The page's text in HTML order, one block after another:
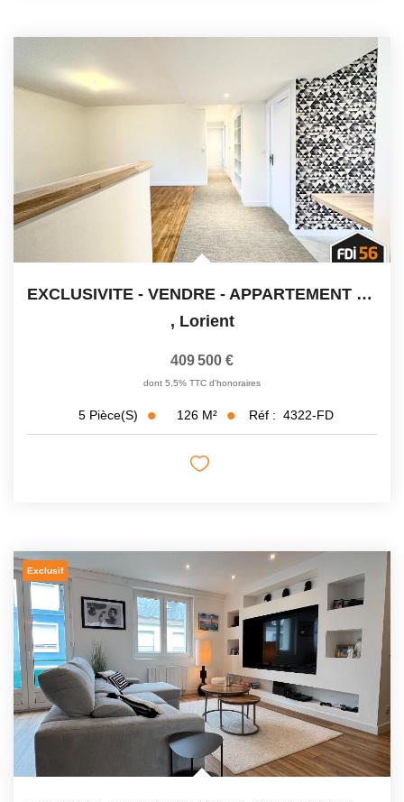
EXCLUSIVITE - VENDRE - APPARTEMENT T5 DE STANDING - 4...
, Lorient
409 500 €
dont 5,5% TTC d'honoraires
5 Pièce(s) 126 M² Réf : 4322-FD
Exclusif